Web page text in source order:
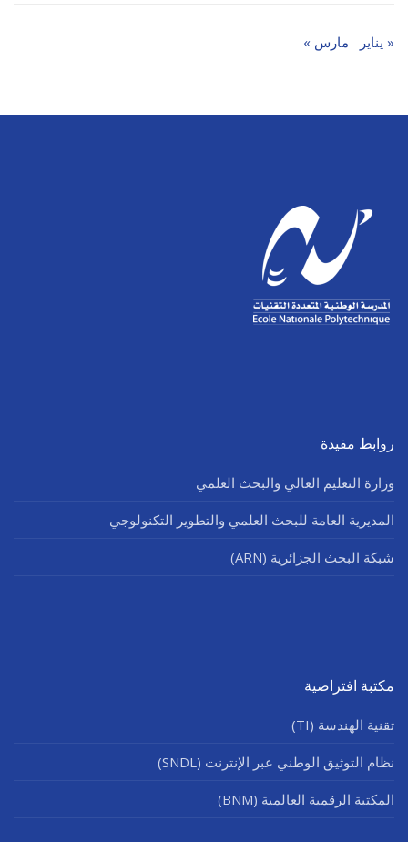
« يناير مارس »
روابط مفيدة
وزارة التعليم العالي والبحث العلمي
المديرية العامة للبحث العلمي والتطوير التكنولوجي
شبكة البحث الجزائرية (ARN)
مكتبة افتراضية
تقنية الهندسة (TI)
نظام التوثيق الوطني عبر الإنترنت (SNDL)
المكتبة الرقمية العالمية (BNM)